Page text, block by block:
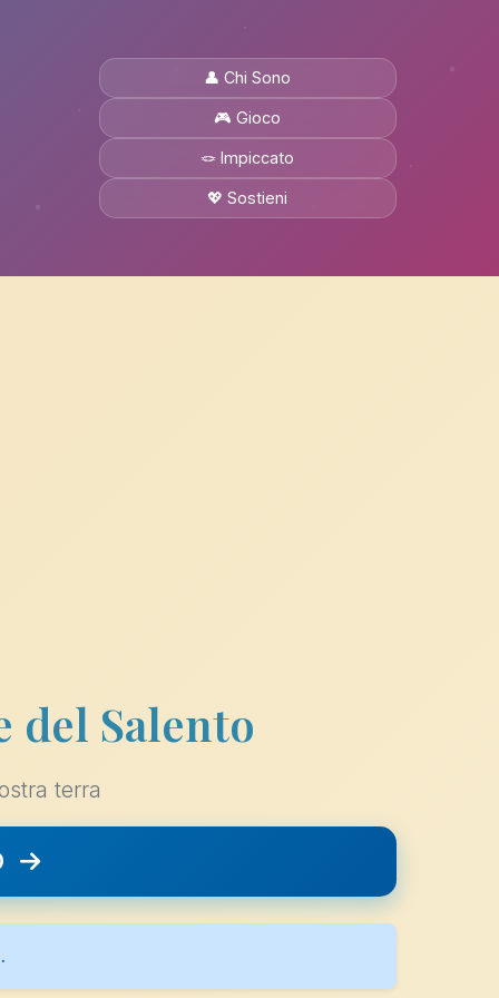
👤 Chi Sono
🎮 Gioco
🪢 Impiccato
💖 Sostieni
del Salento
terra